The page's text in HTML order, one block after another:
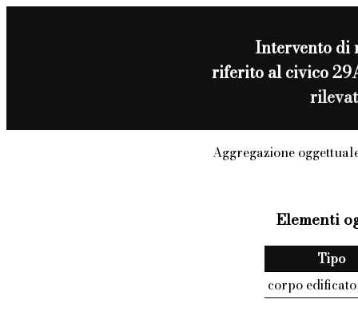
Intervento di
riferito al civico
Aggregazione
Elementi
Tipo
corpo edificato